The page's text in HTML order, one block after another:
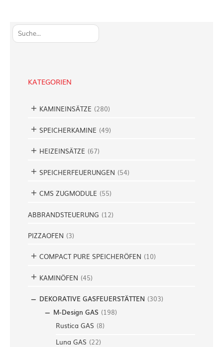
S
u
KATEGORIEN
KAMINEINSÄTZE (280)
SPEICHERKAMINE (49)
HEIZEINSÄTZE (67)
SPEICHERFEUERUNGEN (54)
CMS ZUGMODULE (55)
ABBRANDSTEUERUNG (12)
PIZZAOFEN (3)
COMPACT PURE SPEICHERÖFEN (10)
KAMINÖFEN (45)
DEKORATIVE GASFEUERSTÄTTEN (303)
M-Design GAS (198)
Rustica GAS (8)
Luna GAS (22)